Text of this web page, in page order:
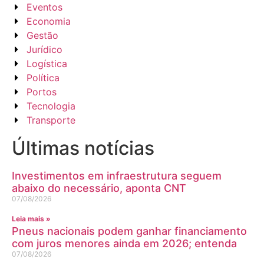
Eventos
Economia
Gestão
Jurídico
Logística
Política
Portos
Tecnologia
Transporte
Últimas notícias
Investimentos em infraestrutura seguem
abaixo do necessário, aponta CNT
07/08/2026
Leia mais »
Pneus nacionais podem ganhar financiamento
com juros menores ainda em 2026; entenda
07/08/2026